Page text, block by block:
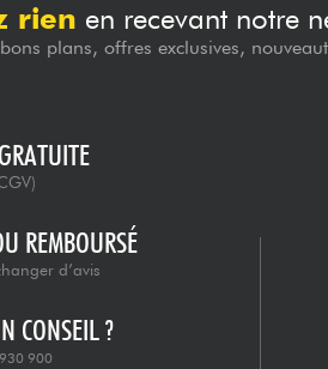
rien en recevant notre
plans, offres exclusives,
REMBOURSÉ
d’avis
CONSEIL ?
900